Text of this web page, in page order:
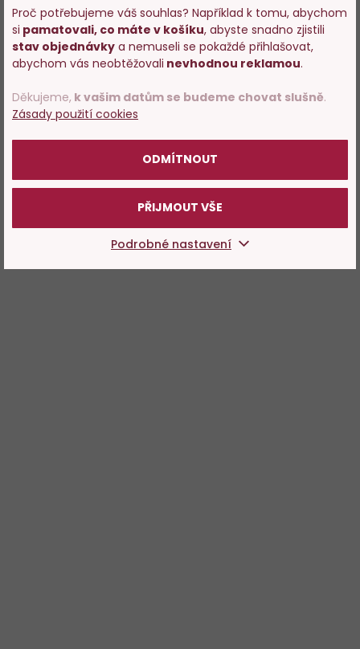
Proč potřebujeme váš souhlas? Například k tomu, abychom
si pamatovali, co máte v košíku, abyste snadno zjistili
stav objednávky a nemuseli se pokaždé přihlašovat,
abychom vás neobtěžovali nevhodnou reklamou.
Děkujeme, k vašim datům se budeme chovat slušně.
Zásady použití cookies
ODMÍTNOUT
PŘIJMOUT VŠE
Podrobné nastavení
Vstupujete na stránky
s prodejem alkoholu. Prosím